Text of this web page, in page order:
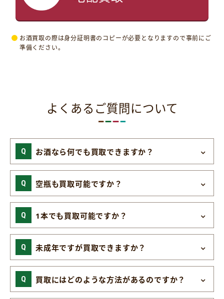
お酒買取の際は身分証明書のコピーが必要となりますので事前にご
準備ください。
よくあるご質問について
お酒なら何でも買取できますか？
空瓶も買取可能ですか？
1本でも買取可能ですか？
未成年ですが買取できますか？
買取にはどのような方法があるのですか？